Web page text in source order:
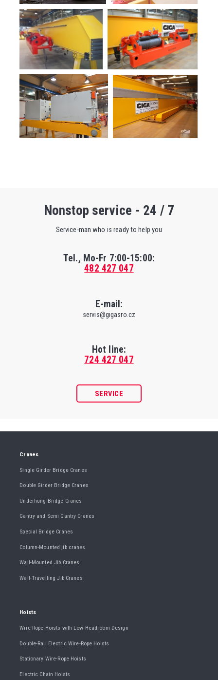
Nonstop service - 24 / 7
Service-man who is ready to help you
Tel., Mo-Fr 7:00-15:00:
482 427 047
E-mail:
servis@gigasro.cz
Hot line:
724 427 047
SERVICE
Cranes
Single Girder Bridge Cranes
Double Girder Bridge Cranes
Underhung Bridge Cranes
Gantry and Semi Gantry Cranes
Special Bridge Cranes
Column-Mounted jib cranes
Wall-Mounted Jib Cranes
Wall-Travelling Jib Cranes
Hoists
Wire-Rope Hoists with Low Headroom Design
Double-Rail Electric Wire-Rope Hoists
Stationary Wire-Rope Hoists
Electric Chain Hoists